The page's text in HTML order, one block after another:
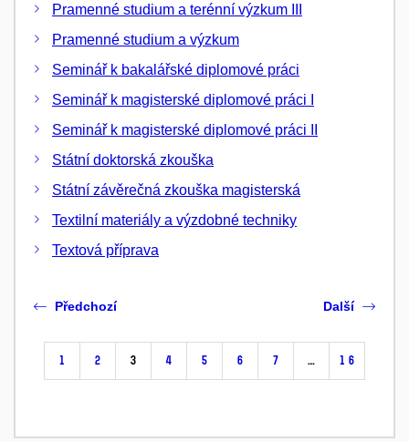
Pramenné studium a terénní výzkum III
Pramenné studium a výzkum
Seminář k bakalářské diplomové práci
Seminář k magisterské diplomové práci I
Seminář k magisterské diplomové práci II
Státní doktorská zkouška
Státní závěrečná zkouška magisterská
Textilní materiály a výzdobné techniky
Textová příprava
Předchozí
1 2 3 4 5 6 7 … 16
Další